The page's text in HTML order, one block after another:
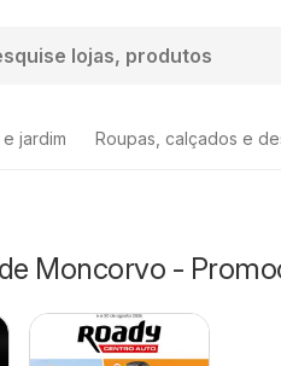
jardim Roupas, calçados e
Moncorvo -